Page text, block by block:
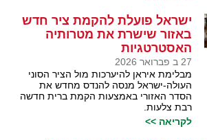
ישראל פועלת להקמת ציר חדש
באזור שישרת את מטרותיה
האסטרטגיות
27 ב פברואר 2026
מבלימת איראן להיערכות מול הציר הסוני
העולה-ישראל מנסה להנדס מחדש את
הסדר האזורי באמצעות הקמת ברית חדשה
רבת צלעות.
לקריאה >>